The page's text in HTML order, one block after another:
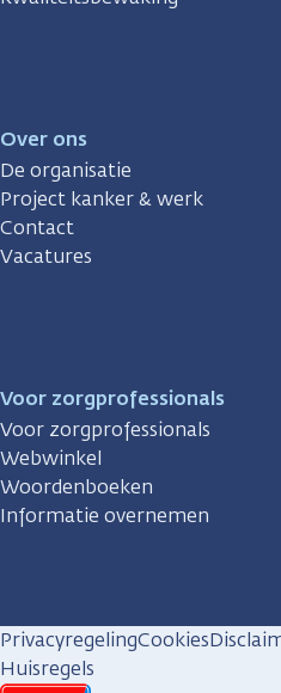
Over ons
De organisatie
Project kanker & werk
Contact
Vacatures
Voor zorgprofessionals
Voor zorgprofessionals
Webwinkel
Woordenboeken
Informatie overnemen
PrivacyregelingCookies
Huisregels